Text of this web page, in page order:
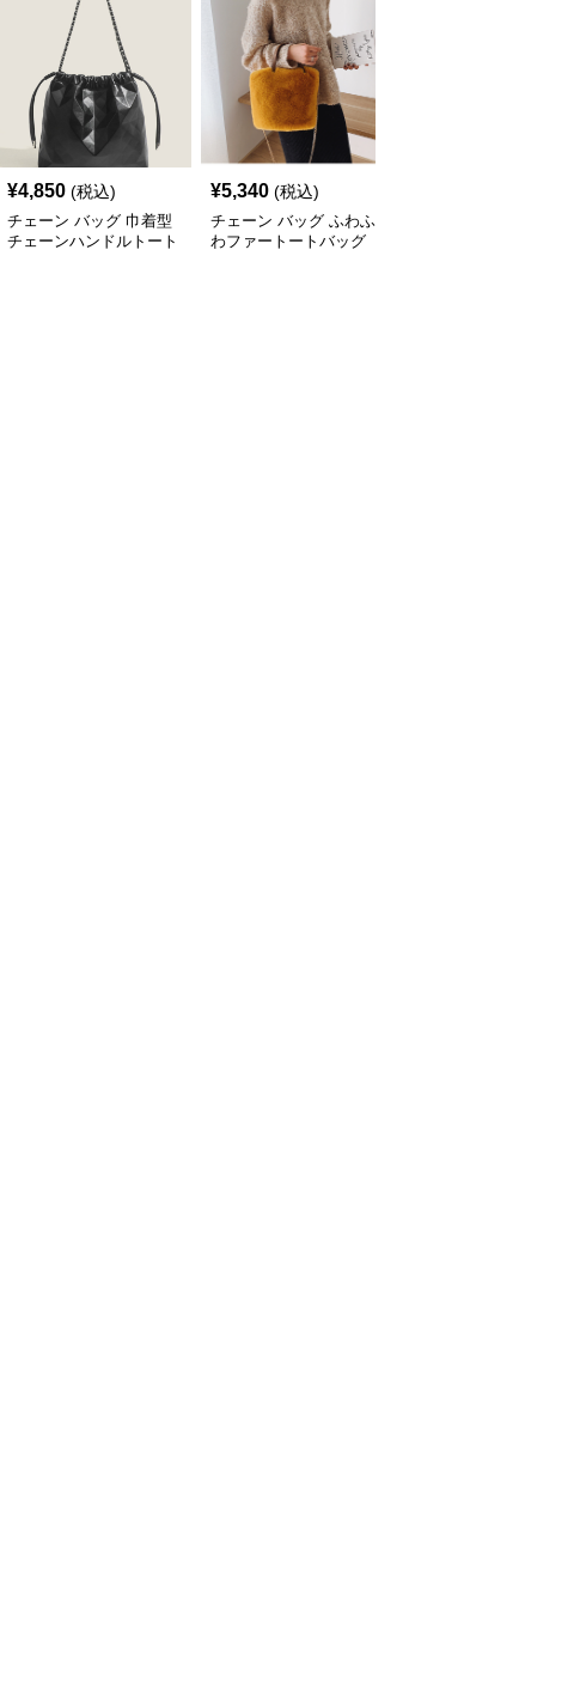
¥4,850 (税込)
チェーン バッグ 巾着型
チェーンハンドルトート
¥5,340 (税込)
チェーン バッグ ふわふ
わファートートバッグ